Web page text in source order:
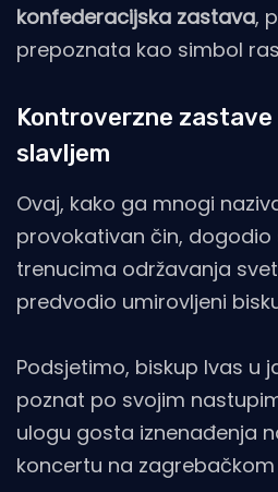
konfederacijska zastava,
prepoznata kao simbol
Kontroverzne zastave
slavljem
Ovaj, kako ga mnogi
provokativan čin, dogodio
trenucima održavanja
predvodio umirovljeni
Podsjetimo, biskup Ivas u
poznat po svojim
ulogu gosta iznenađenja
koncertu na